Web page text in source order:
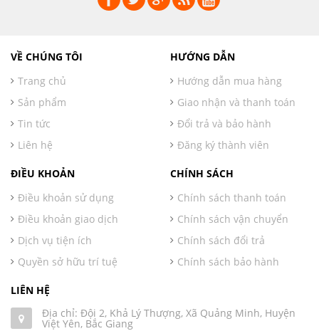
VỀ CHÚNG TÔI
Trang chủ
Sản phẩm
Tin tức
Liên hệ
HƯỚNG DẪN
Hướng dẫn mua hàng
Giao nhận và thanh toán
Đổi trả và bảo hành
Đăng ký thành viên
ĐIỀU KHOẢN
Điều khoản sử dụng
Điều khoản giao dịch
Dịch vụ tiện ích
Quyền sở hữu trí tuệ
CHÍNH SÁCH
Chính sách thanh toán
Chính sách vận chuyển
Chính sách đổi trả
Chính sách bảo hành
LIÊN HỆ
Địa chỉ: Đội 2, Khả Lý Thượng, Xã Quảng Minh, Huyện
Việt Yên, Bắc Giang